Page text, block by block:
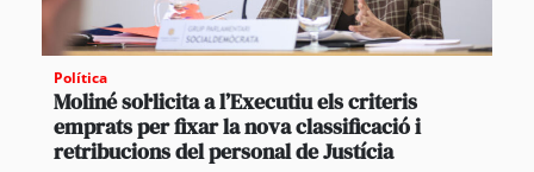
Política
Moliné sol·licita a l’Executiu els criteris
emprats per fixar la nova classificació i
retribucions del personal de Justícia